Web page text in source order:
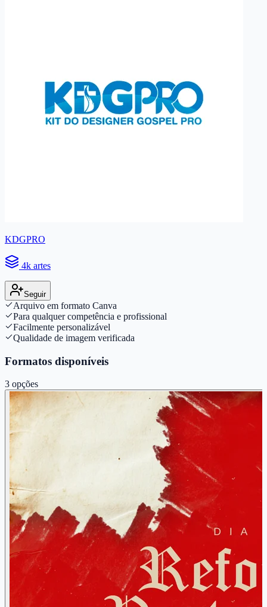
KDGPRO
4k artes
Seguir
Arquivo em formato Canva
Para qualquer competência e profissional
Facilmente personalizável
Qualidade de imagem verificada
Formatos disponíveis
3 opções